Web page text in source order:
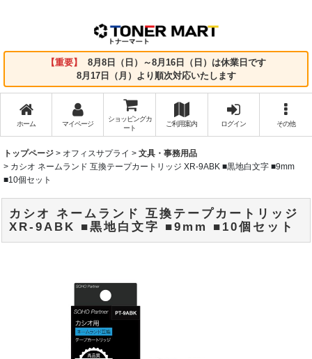
【重要】
8月8日（日）～8月16日（日）は休業日です
8月17日（月）より順次対応いたします
ホーム マイページ
ショッピングカ
ート
ご利用案内 ログイン その他
トップページ > オフィスサプライ > 文具・事務用品
> カシオ ネームランド 互換テープカートリッジ XR-9ABK ■黒地白文字 ■9mm
■10個セット
カシオ ネームランド 互換テープカートリッジ
XR-9ABK ■黒地白文字 ■9mm ■10個セット